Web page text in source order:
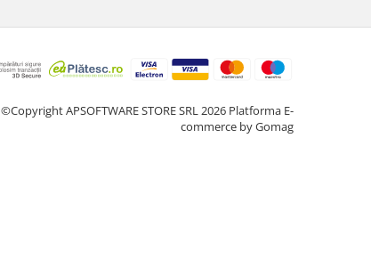
©Copyright APSOFTWARE STORE SRL 2026 Platforma E-
commerce by Gomag